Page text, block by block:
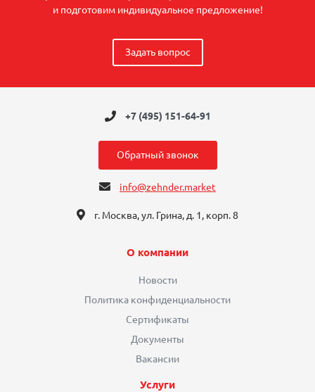
и подготовим индивидуальное предложение!
Задать вопрос
+7 (495) 151-64-91
Обратный звонок
info@zehnder.market
г. Москва, ул. Грина, д. 1, корп. 8
О компании
Новости
Политика конфиденциальности
Сертификаты
Документы
Вакансии
Услуги